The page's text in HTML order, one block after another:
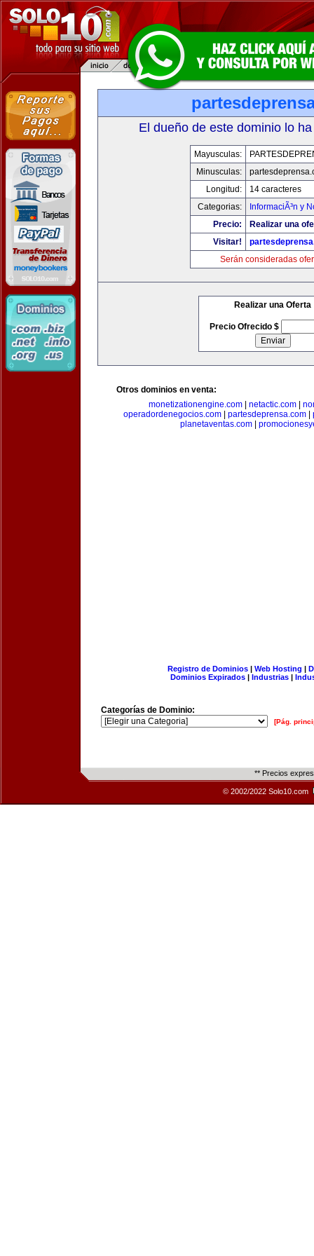
El dueño de este dominio lo
Mayusculas:
Minusculas:
Longitud:
14 caracteres
Categorias:
InformaciÃ³n y
Precio:
Realizar una
Visitar!
Serán consideradas
Realizar una Oferta
Precio Ofrecido $
Otros dominios en venta:
monetizationengine.com| netactic.com|
operadordenegocios.com
partesdeprensa.com
planetaventas.com
Registro de Dominios| Web Hosting |
Dominios Expirados | Industrias |
Categorías de Dominio:
[Pág.
** Precios
© 2002/2022 Solo10.com